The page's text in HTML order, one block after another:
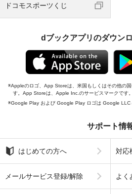
ドコモスポーツくじ
dブックアプリのダウン
Appleのロゴ、App Storeは、米国もしくはその他の
す。App Storeは、Apple Inc.のサービスマークです。
Google Play および Google Play ロゴは Google LLC
サポート情
はじめての方へ 対応
メールサービス登録/解除 よく